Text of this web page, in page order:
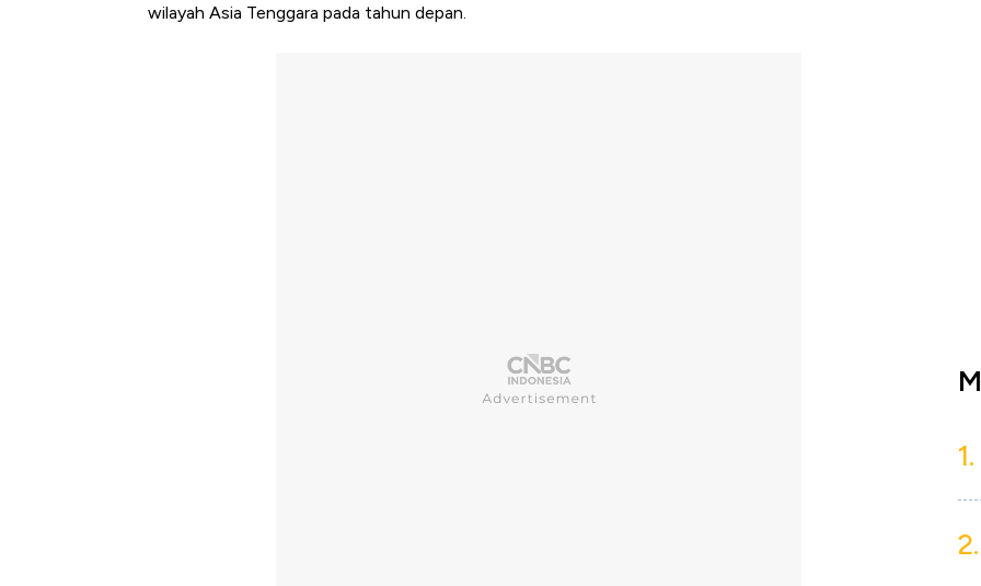
wilayah Asia Tenggara pada tahun depan.
1.
2.